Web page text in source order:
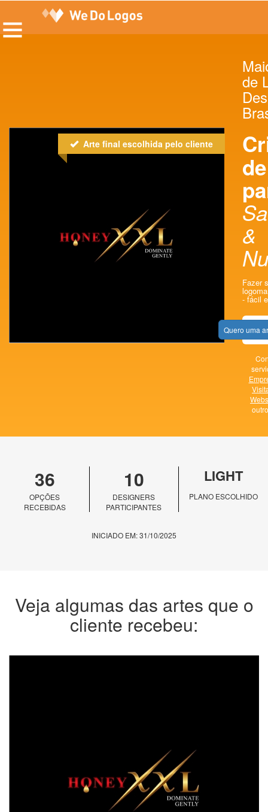
Arte final escolhida pelo cliente
de
de
&
Fazer
- fácil
Quero uma
36
OPÇÕES
RECEBIDAS
10
DESIGNERS
PARTICIPANTES
LIGHT
PLANO ESCOLHIDO
INICIADO EM: 31/10/2025
Veja algumas das artes que o
cliente recebeu: